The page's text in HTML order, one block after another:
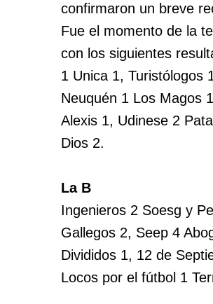
confirmaron un breve
Fue el momento de la
con los siguientes
1 Unica 1, Turistólogos
Neuquén 1 Los Magos
Alexis 1, Udinese 2
Dios 2.
La B
Ingenieros 2 Soesg y
Gallegos 2, Seep 4
Divididos 1, 12 de
Locos por el fútbol 1